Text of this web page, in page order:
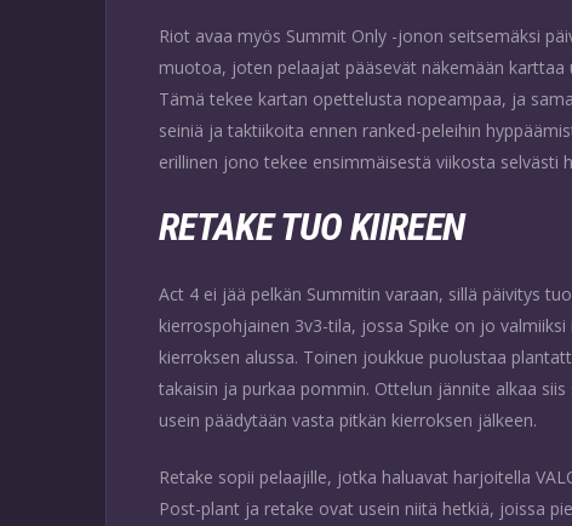
Riot avaa myös Summit Only -jonon seitsemäksi
muotoa, joten pelaajat pääsevät näkemään
Tämä tekee kartan opettelusta nopeampaa, ja
seiniä ja taktiikoita ennen ranked-peleihin
erillinen jono tekee ensimmäisestä viikosta selvästi
RETAKE TUO KIIREEN
Act 4 ei jää pelkän Summitin varaan, sillä päivitys
kierrospohjainen 3v3-tila, jossa Spike on jo
kierroksen alussa. Toinen joukkue puolustaa
takaisin ja purkaa pommin. Ottelun jännite alkaa
usein päädytään vasta pitkän kierroksen jälkeen.
Retake sopii pelaajille, jotka haluavat harjoitella
Post-plant ja retake ovat usein niitä hetkiä, joissa